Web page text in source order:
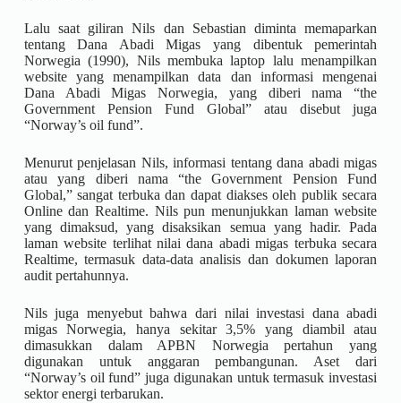
Lalu saat giliran Nils dan Sebastian diminta memaparkan
tentang Dana Abadi Migas yang dibentuk pemerintah
Norwegia (1990), Nils membuka laptop lalu menampilkan
website yang menampilkan data dan informasi mengenai
Dana Abadi Migas Norwegia, yang diberi nama “the
Government Pension Fund Global” atau disebut juga
“Norway’s oil fund”.
Menurut penjelasan Nils, informasi tentang dana abadi migas
atau yang diberi nama “the Government Pension Fund
Global,” sangat terbuka dan dapat diakses oleh publik secara
Online dan Realtime. Nils pun menunjukkan laman website
yang dimaksud, yang disaksikan semua yang hadir. Pada
laman website terlihat nilai dana abadi migas terbuka secara
Realtime, termasuk data-data analisis dan dokumen laporan
audit pertahunnya.
Nils juga menyebut bahwa dari nilai investasi dana abadi
migas Norwegia, hanya sekitar 3,5% yang diambil atau
dimasukkan dalam APBN Norwegia pertahun yang
digunakan untuk anggaran pembangunan. Aset dari
“Norway’s oil fund” juga digunakan untuk termasuk investasi
sektor energi terbarukan.